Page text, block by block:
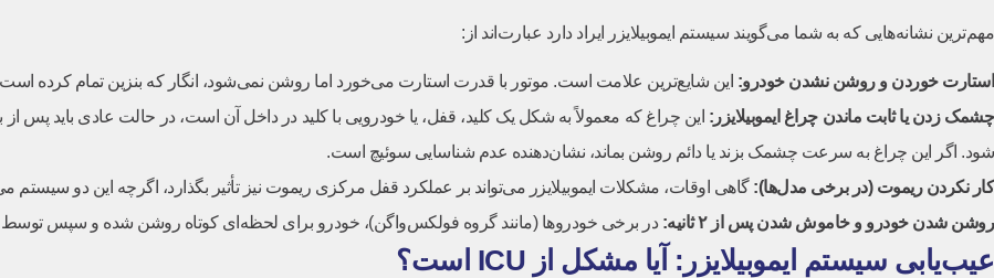
مهم‌ترین نشانه‌هایی که به شما می‌گویند سیستم ایموبیلایزر ایراد دارد عبارت‌اند از:
استارت خوردن و روشن نشدن خودرو: این شایع‌ترین علامت است. موتور با قدرت استارت می‌خورد اما روشن نمی‌شود، انگار که بنزین تمام کرده
چشمک زدن یا ثابت ماندن چراغ ایموبیلایزر : این چراغ که معمولاً به شکل یک کلید، قفل، یا خودرویی با کلید در داخل آن است، در حالت عادی باید
شود. اگر این چراغ به سرعت چشمک بزند یا دائم روشن بماند، نشان‌دهنده عدم شناسایی سوئیچ است.
کار نکردن ریموت (در برخی مدل‌ها): گاهی اوقات، مشکلات ایموبیلایزر می‌تواند بر عملکرد قفل مرکزی ریموت نیز تأثیر بگذارد، اگرچه این دو سیستم
روشن شدن خودرو و خاموش شدن پس از۲ثانیه: در برخی خودروها (مانند گروه فولکس‌واگن)، خودرو برای لحظه‌ای کوتاه روشن شده و سپس توسط
عیب‌یابی سیستم ایموبیلایزر: آیا مشکل از ICU است؟